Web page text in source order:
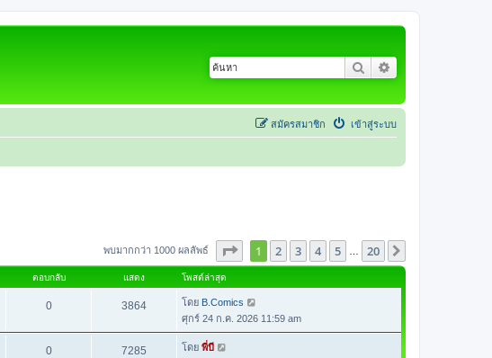
ค้นหา
เข้าสู่ระบบ
สมัครสมาชิก
พบมากกว่า 1000 ผลลัพธ์ หน้า จากทั้งหมด 20
1 2 3 4 5 20
ตอบกลับ แสดง โพสต์ล่าสุด
0 3864 โดย B.Comics
ศุกร์ 24 ก.ค. 2026 11:59 am
0 7285 โดย พี่บี